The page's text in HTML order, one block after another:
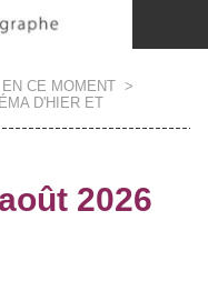
EN CE MOMENT >
D'HIER ET
2026